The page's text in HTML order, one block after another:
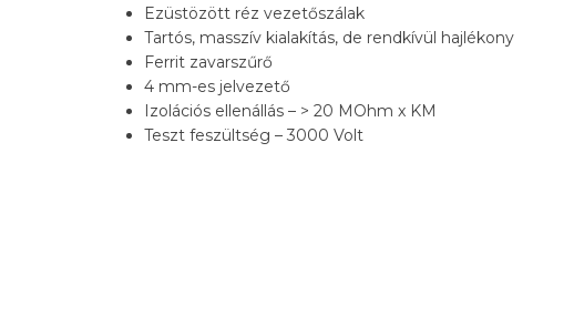
Ezüstözött réz vezetőszálak
Tartós, masszív kialakítás, de rendkívül hajlékony
Ferrit zavarszűrő
4 mm-es jelvezető
Izolációs ellenállás – > 20 MOhm x KM
Teszt feszültség – 3000 Volt